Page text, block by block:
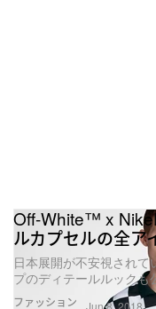
ファッション
Off-White™ x
ルカプセルの全ア
日本展開が不安視され
プのディテールルックも
Jun 8, 2018